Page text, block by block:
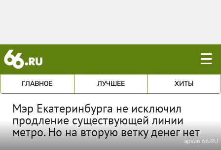
☰
ГЛАВНОЕ ЛУЧШЕЕ ХИТЫ
Мэр Екатеринбурга не исключил
продление существующей линии
метро. Но на вторую ветку денег нет
архив 66.RU